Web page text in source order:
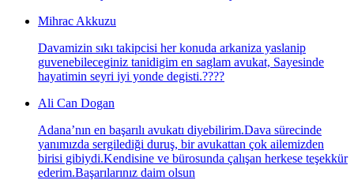
Mihrac Akkuzu
Davamizin sıkı takipcisi her konuda arkaniza yaslanip
guvenebileceginiz tanidigim en saglam avukat, Sayesinde
hayatimin seyri iyi yonde degisti.????
Ali Can Dogan
Adana’nın en başarılı avukatı diyebilirim.Dava sürecinde
yanımızda sergilediği duruş, bir avukattan çok ailemizden
birisi gibiydi.Kendisine ve bürosunda çalışan herkese teşekkür
ederim.Başarılarınız daim olsun